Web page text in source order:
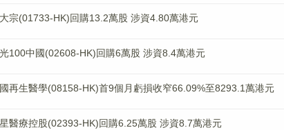
宗(01733-HK)回購13.2萬股 涉資4.80萬港元
100中國(02608-HK)回購6萬股 涉資8.4萬港元
再生醫學(08158-HK)首9個月虧損收窄66.09%至8293.1萬港元
醫療控股(02393-HK)回購6.25萬股 涉資8.7萬港元